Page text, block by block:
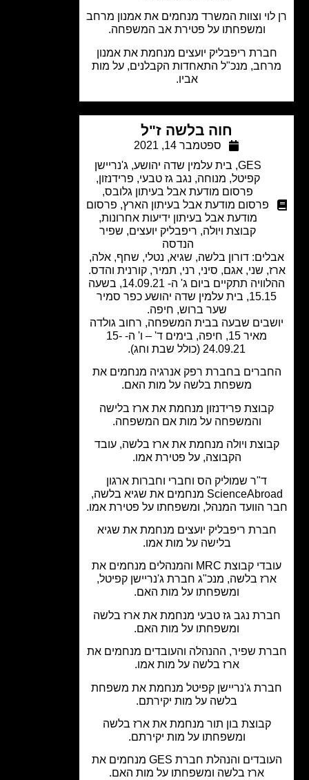
וצוות המשרד מנחמים את אמנון מרחב
ומשפחתו על פטירת אב המשפחה.
ריפבליק יועצים מנחמת את אמנון
מנכ"ל התאחדות הקבלנים, על מות
חוה בלשה ז"ל
ספטמבר 14, 2021
בית עלמין שדה יהושע, ג'נריישן
מנוחה, נגב גז טבעי ,פרידנזון ,
פרסום מודעת אבל בעיתון גלובס,
פרסום מודעת אבל בעיתון הארץ,פרסום
מודעת אבל בעיתון ידיעות אחרונות,
קבוצת ויולה,ריפבליק יועצים, שפיר
דורון בלשה, שגיא, נטלי, שחף, אלה,
שני, אגם, סיני, רני, תמיר, קורנית והדס.
ההלוויה תתקיים ביום ג' ה- 14.09.21, בשעה
15.15, בית עלמין שדה יהושע כפר סמיר
שער ברוש, חיפה.
שבעה בבית המשפחה, רחוב גולדה
מאיר 15, חיפה, בימים ד' – ו' ה- 15-
24.09.21 (כולל שבת וחג).
בחברת רפק אנרגיה מנחמים את
משפחת בלשה על מות האם.
פרידנזון מנחמת את ארז בלישה
והמשפחה על מות אם המשפחה.
ויולה מנחמת את ארז בלשה, עובד
הקבוצה, על פטירת אמו.
ד"ר שמוליק הס וחברי וחברות ארגון
ScienceAbroad מנחמים את שגיא בלשה,
הוועד המנהל, ומשפחתו על פטירת אמו.
ריפבליק יועצים מנחמת את שגיא
בלישה על מות אמו.
עובדי קבוצת MRC והמנהלים מנחמים את
בלשה, מנכ"ג חברת ג'נריישן קפיטל,
ומשפחתו על מות האם.
נגב גז טבעי מנחמת את ארז בלשה
ומשפחתו על מות האם.
שפיר, ההנהלה והעובדים מנחמים את
ארז בלשה על מות אמו.
ג'נריישן קפיטל מנחמת את משפחת
בלשה על מות יקירתם.
קבוצת בון תור מנחמת את ארז בלשה
ומשפחתו על מות יקירתם.
העובדים והנהלת חברת GES מנחמים את
ארז בלשה ומשפחתו על מות האם.